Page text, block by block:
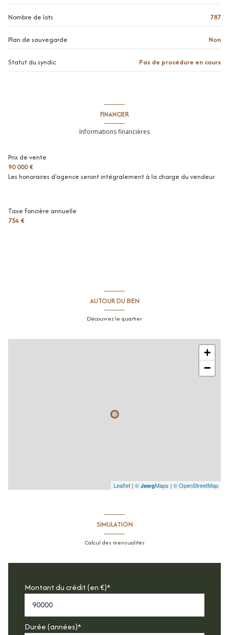
Nombre de lots 787
Plan de sauvegarde Non
Statut du syndic Pas de procédure en cours
FINANCIER
Informations financières
Prix de vente
90 000 €
Les honoraires d'agence seront intégralement à la charge du vendeur
Taxe foncière annuelle
754 €
AUTOUR DU BIEN
Découvrez le quartier
+
−
Leaflet | © JawgMaps | © OpenStreetMap
SIMULATION
Calcul des mensualités
Montant du crédit (en €)*
Durée (années)*